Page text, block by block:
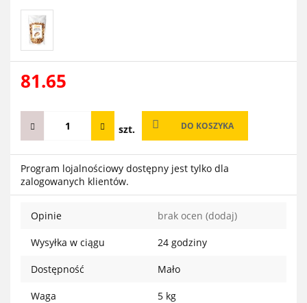
81.65
szt. DO KOSZYKA
Program lojalnościowy dostępny jest tylko dla
zalogowanych klientów.
Opinie brak ocen (dodaj)
Wysyłka w ciągu 24 godziny
Dostępność Mało
Waga 5 kg